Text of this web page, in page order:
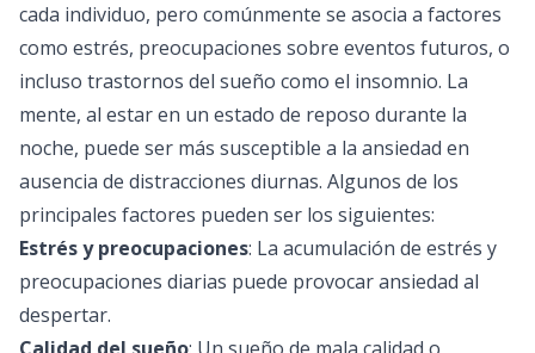
cada individuo, pero comúnmente se asocia a factores
como estrés, preocupaciones sobre eventos futuros, o
incluso trastornos del sueño como el insomnio. La
mente, al estar en un estado de reposo durante la
noche, puede ser más susceptible a la ansiedad en
ausencia de distracciones diurnas. Algunos de los
principales factores pueden ser los siguientes:
Estrés y preocupaciones: La acumulación de estrés y
preocupaciones diarias puede provocar ansiedad al
despertar.